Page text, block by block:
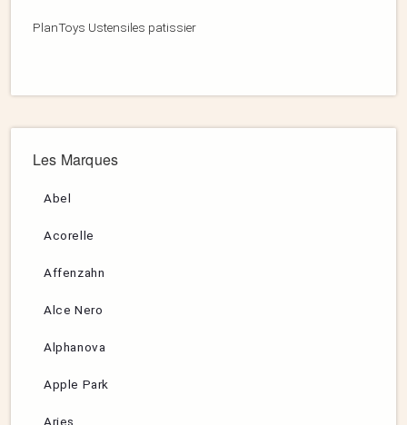
PlanToys Ustensiles patissier
Les Marques
Abel
Acorelle
Affenzahn
Alce Nero
Alphanova
Apple Park
Aries